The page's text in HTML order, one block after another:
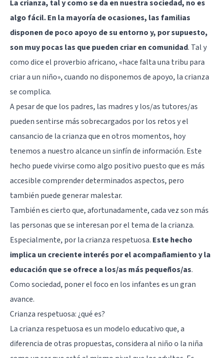
La crianza, tal y como se da en nuestra sociedad, no es
algo fácil. En la mayoría de ocasiones, las familias
disponen de poco apoyo de su entorno y, por supuesto,
son muy pocas las que pueden criar en comunidad. Tal y
como dice el proverbio africano, «hace falta una tribu para
criar a un niño», cuando no disponemos de apoyo, la crianza
se complica.
A pesar de que los padres, las madres y los/as tutores/as
pueden sentirse más sobrecargados por los retos y el
cansancio de la crianza que en otros momentos, hoy
tenemos a nuestro alcance un sinfín de información. Este
hecho puede vivirse como algo positivo puesto que es más
accesible comprender determinados aspectos, pero
también puede generar malestar.
También es cierto que, afortunadamente, cada vez son más
las personas que se interesan por el tema de la crianza.
Especialmente, por la crianza respetuosa. Este hecho
implica un creciente interés por el acompañamiento y la
educación que se ofrece a los/as más pequeños/as.
Como sociedad, poner el foco en los infantes es un gran
avance.
Crianza respetuosa: ¿qué es?
La crianza respetuosa es un modelo educativo que, a
diferencia de otras propuestas, considera al niño o la niña